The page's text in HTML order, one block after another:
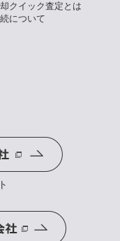
クイック査定とは
について